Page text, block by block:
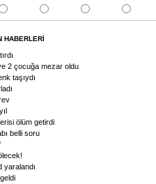
HABERLERİ
2 çocuğa mezar oldu
taşıydı
ölüm getirdi
belli soru
yaralandı